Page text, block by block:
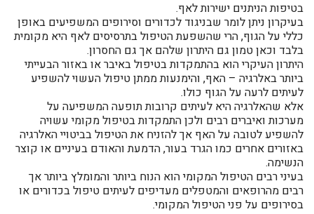
בטיפות הניתנים ישירות לאף.
בעיקרון ניתן לומר שבניגוד לכדורים וסירופים המשפיעים באופן
כללי על הגוף, הרי שהשפעת הטיפול בתרסיסים לאף היא מקומית
בלבד וכאן טמון גם היתרון שלהם אך גם החסרון.
היתרון העיקרי הוא בהתמקדות בטיפול באיבר או באזור הבעייתי
ביותר באלרגיה – האף, והימנעות ממתן טיפול העשוי להשפיע
לעיתים לרעה על הגוף כולו.
אלא שהאלרגיה היא לעיתים קרובות תופעה המשפיעה על
מערכות ואיברים רבים ולכן התמקדות בטיפול מקומי עשויה
להשפיע לטובה על האף אך להזניח את הטיפול בביטויי האלרגיה
באזורים אחרים כמו הגרד בעור, הדמעת והאודם בעיניים או קוצר
הנשימה.
בעיני רבים הטיפול המקומי הוא הנוח ביותר והמומלץ ביותר אך
רבים מהרופאים והמטפלים מעדיפים לעיתים טיפול בכדורים או
בסירופים על פני הטיפול המקומי.